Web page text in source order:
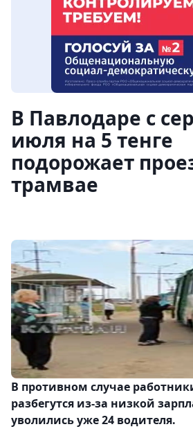
В Павлодаре с
июля на 5 тенге
подорожает
трамвае
В противном случае
разбегутся из-за низкой
уволились уже 24 водителя.